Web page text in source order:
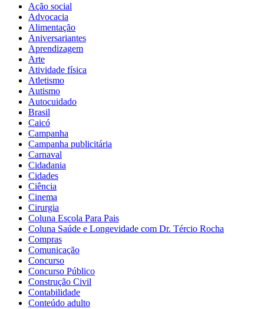
Ação social
Advocacia
Alimentação
Aniversariantes
Aprendizagem
Arte
Atividade física
Atletismo
Autismo
Autocuidado
Brasil
Caicó
Campanha
Campanha publicitária
Carnaval
Cidadania
Cidades
Ciência
Cinema
Cirurgia
Coluna Escola Para Pais
Coluna Saúde e Longevidade com Dr. Tércio Rocha
Compras
Comunicação
Concurso
Concurso Público
Construção Civil
Contabilidade
Conteúdo adulto